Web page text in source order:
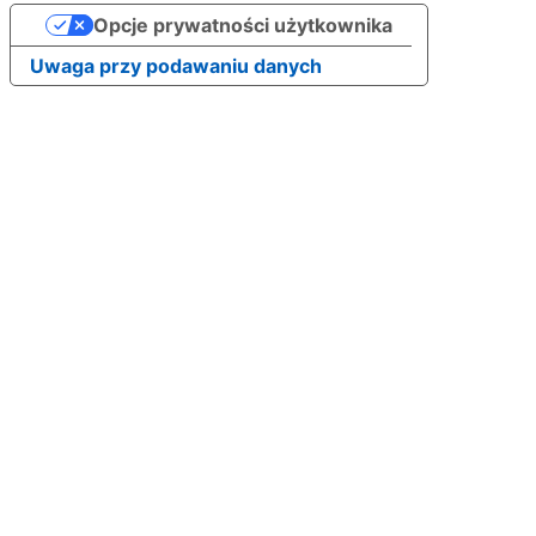
Uwaga przy podawaniu danych
Opcje prywatności użytkownika